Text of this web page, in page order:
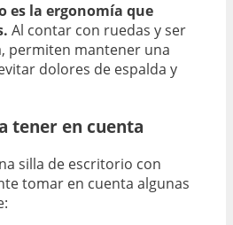
es la ergonomía que
Al contar con ruedas y ser
permiten mantener una
dolores de espalda y
tener en cuenta
silla de escritorio con
tomar en cuenta algunas